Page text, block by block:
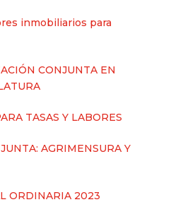
inmobiliarios para
CONJUNTA EN
TASAS Y LABORES
AGRIMENSURA Y
ORDINARIA 2023